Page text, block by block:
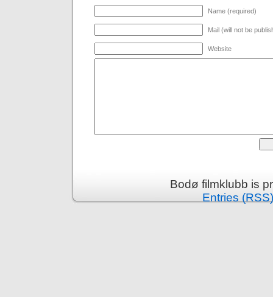
Name (required)
Mail (will not be
Website
Bodø filmklubb is
Entries (RSS)